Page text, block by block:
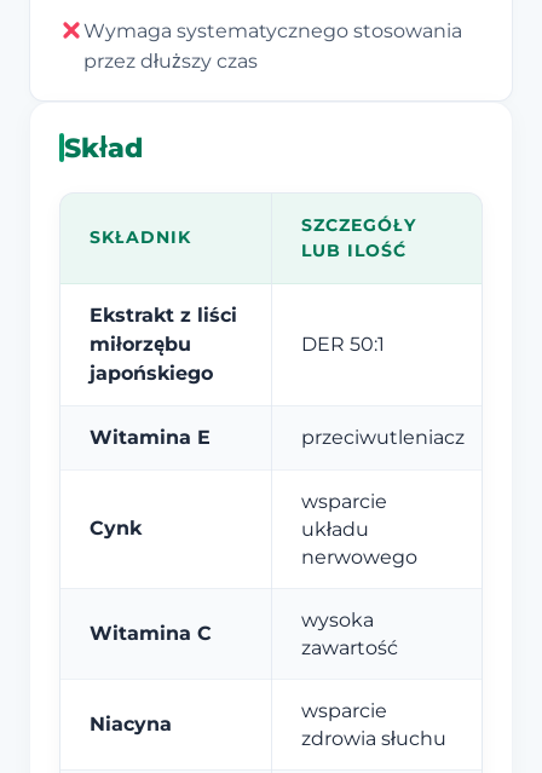
Wymaga systematycznego stosowania
przez dłuższy czas
Skład
SKŁADNIK
SZCZEGÓŁY
LUB ILOŚĆ
Ekstrakt z liści
miłorzębu
japońskiego
DER 50:1
Witamina E przeciwutleniacz
Cynk
wsparcie
układu
nerwowego
Witamina C
wysoka
zawartość
Niacyna
wsparcie
zdrowia słuchu